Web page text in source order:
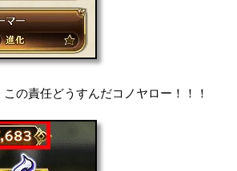
この責任どうすんだコノヤロー！！！